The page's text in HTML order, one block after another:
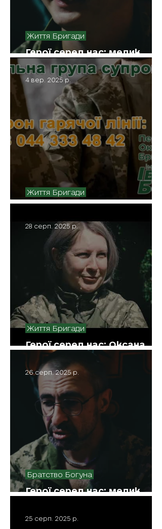
Герої серед нас: медик
Хітмен
Життя Бригади
Життя Бригади
4 вер. 2025 р.
Герої серед нас: Оксана
Олександрівна
Життя Бригади
28 серп. 2025 р.
Герої серед нас: медик
Братство Богуна
26 серп. 2025 р.
25 серп. 2025 р.